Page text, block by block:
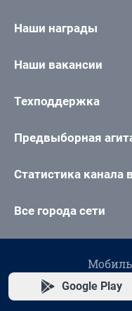
Наши награды
Наши вакансии
Техподдержка
Предвыборная
Статистика канала
Все города сети
Google Play